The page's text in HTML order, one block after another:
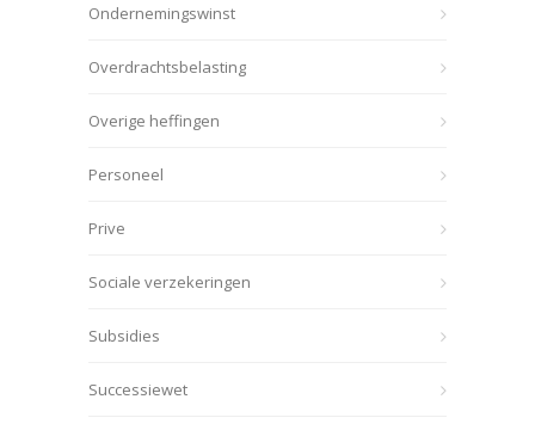
Ondernemingswinst
Overdrachtsbelasting
Overige heffingen
Personeel
Prive
Sociale verzekeringen
Subsidies
Successiewet